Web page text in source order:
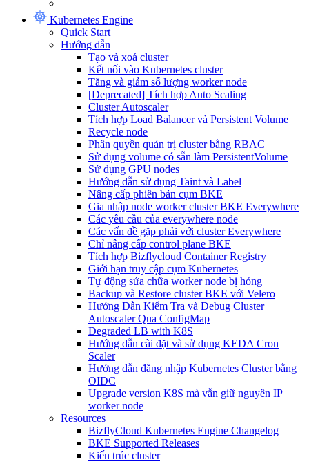
Kubernetes Engine
Quick Start
Hướng dẫn
Tạo và xoá cluster
Kết nối vào Kubernetes cluster
Tăng và giảm số lượng worker node
[Deprecated] Tích hợp Auto Scaling
Cluster Autoscaler
Tích hợp Load Balancer và Persistent Volume
Recycle node
Phân quyền quản trị cluster bằng RBAC
Sử dụng volume có sẵn làm PersistentVolume
Sử dụng GPU nodes
Hướng dẫn sử dụng Taint và Label
Nâng cấp phiên bản cụm BKE
Gia nhập node worker cluster BKE Everywhere
Các yêu cầu của everywhere node
Các vấn đề gặp phải với cluster Everywhere
Chỉ nâng cấp control plane BKE
Tích hợp Bizflycloud Container Registry
Giới hạn truy cập cụm Kubernetes
Tự động sửa chữa worker node bị hỏng
Backup và Restore cluster BKE với Velero
Hướng Dẫn Kiểm Tra và Debug Cluster
Autoscaler Qua ConfigMap
Degraded LB with K8S
Hướng dẫn cài đặt và sử dụng KEDA Cron
Scaler
Hướng dẫn đăng nhập Kubernetes Cluster bằng
OIDC
Upgrade version K8S mà vẫn giữ nguyên IP
worker node
Resources
BizflyCloud Kubernetes Engine Changelog
BKE Supported Releases
Kiến trúc cluster